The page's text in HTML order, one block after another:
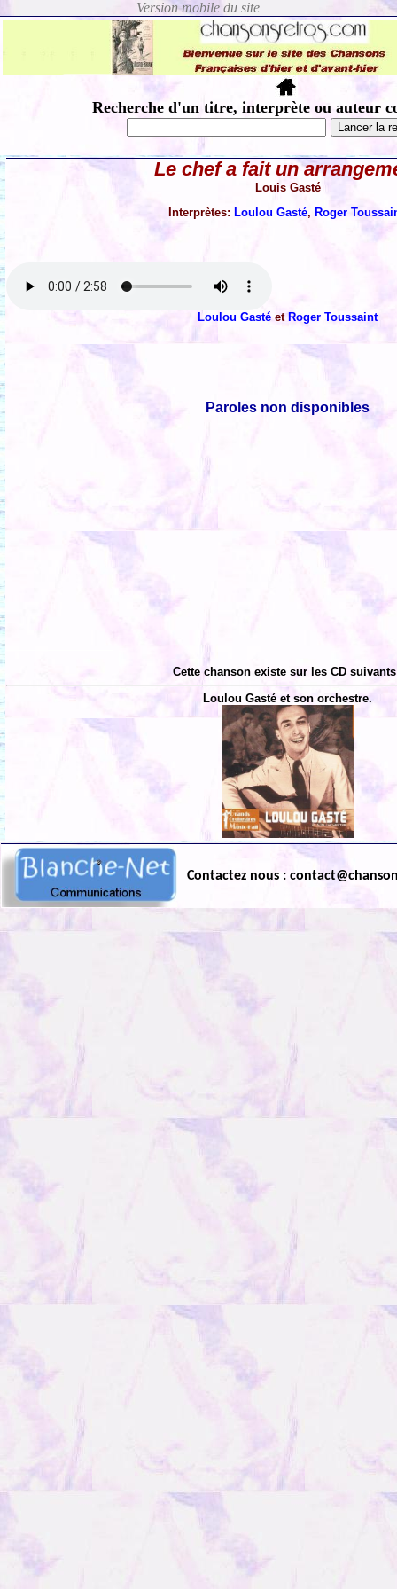
Recherche d'un titre, interprète ou auteur
Le chef a fait un
Louis Gasté
Interprètes: Loulou Gasté, Roger
Loulou Gasté etRoger Toussaint
Paroles non disponibles
Cette chanson existe sur les CD
Loulou Gasté et son orchestre.
Contactez nous :